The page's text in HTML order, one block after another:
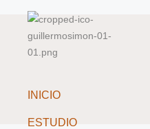
INICIO
ESTUDIO